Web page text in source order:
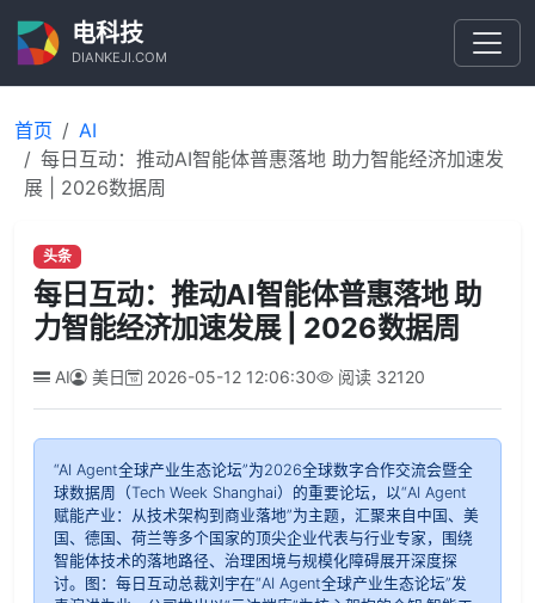
电科技
DIANKEJI.COM
首页
AI
每日互动：推动AI智能体普惠落地 助力智能经济加速发
展 | 2026数据周
头条
每日互动：推动AI智能体普惠落地 助
力智能经济加速发展 | 2026数据周
AI 美日 2026-05-12 12:06:30 阅读 32120
“AI Agent全球产业生态论坛”为2026全球数字合作交流会暨全
球数据周（Tech Week Shanghai）的重要论坛，以“AI Agent
赋能产业：从技术架构到商业落地”为主题，汇聚来自中国、美
国、德国、荷兰等多个国家的顶尖企业代表与行业专家，围绕
智能体技术的落地路径、治理困境与规模化障碍展开深度探
讨。图：每日互动总裁刘宇在“AI Agent全球产业生态论坛”发